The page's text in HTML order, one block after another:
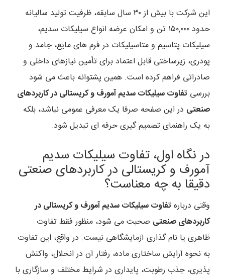
این شرکت با بیش از ۳۰ سال سابقه، ظرفیت تولید سالیانه
حدود ۱۵۰,۰۰۰ تن و امکان عرضه انواع سیلیکات سدیم،
سیلیکات پتاسیم و متاسیلیکات در فرم های مایع، جامد و
پودری، زیرساختی قابل اعتماد برای تأمین نیازهای داخلی و
صادراتی فراهم کرده است. همین پشتوانه باعث می شود
بررسی تفاوت سیلیکات سدیم آمورف و کریستالی در کاربردهای
صنعتی در این صفحه صرفا یک معرفی عمومی نباشد، بلکه
به یک راهنمای تصمیم گیری حرفه ای تبدیل شود.
در نگاه اول، تفاوت سیلیکات سدیم
آمورف و کریستالی در کاربردهای صنعتی
دقیقا به چه معناست؟
وقتی درباره تفاوت سیلیکات سدیم آمورف و کریستالی در
کاربردهای صنعتی صحبت می شود، منظور فقط تفاوت
ظاهری یا نام گذاری آزمایشگاهی نیست. در واقع، این تفاوت
به نحوه آرایش ساختاری ماده، رفتار آن در انحلال، واکنش
پذیری، جذب رطوبت، پایداری در شرایط مختلف و سازگاری با